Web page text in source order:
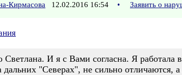
Кирмасова 12.02.2016 16:54 • Заявить о
Светлана. И я с Вами согласна. Я
дальних "Северах", не сильно